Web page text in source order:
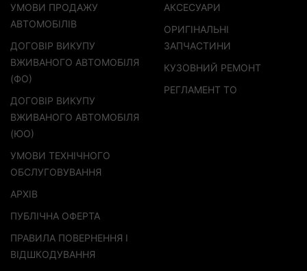
УМОВИ ПРОДАЖУ
АВТОМОБІЛІВ
ДОГОВІР ВИКУПУ
ВЖИВАНОГО АВТОМОБІЛЯ
(ФО)
ДОГОВІР ВИКУПУ
ВЖИВАНОГО АВТОМОБІЛЯ
(ЮО)
УМОВИ ТЕХНІЧНОГО
ОБСЛУГОВУВАННЯ
АРХІВ
ПУБЛІЧНА ОФЕРТА
ПРАВИЛА ПОВЕРНЕННЯ І
ВІДШКОДУВАННЯ
АКСЕСУАРИ
ОРИГІНАЛЬНІ
ЗАПЧАСТИНИ
КУЗОВНИЙ РЕМОНТ
РЕГЛАМЕНТ ТО